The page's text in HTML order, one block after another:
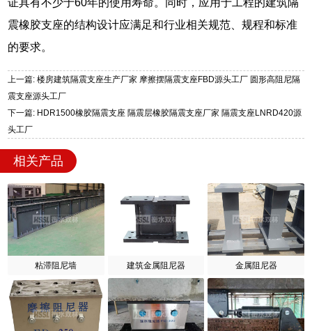
证具有不少于60年的使用寿命。同时，应用于工程的建筑隔
震橡胶支座的结构设计应满足和行业相关规范、规程和标准
的要求。
上一篇: 楼房建筑隔震支座生产厂家 摩擦摆隔震支座FBD源头工厂 圆形高阻尼隔
震支座源头工厂
下一篇: HDR1500橡胶隔震支座 隔震层橡胶隔震支座厂家 隔震支座LNRD420源
头工厂
相关产品
粘滞阻尼墙 建筑金属阻尼器 金属阻尼器